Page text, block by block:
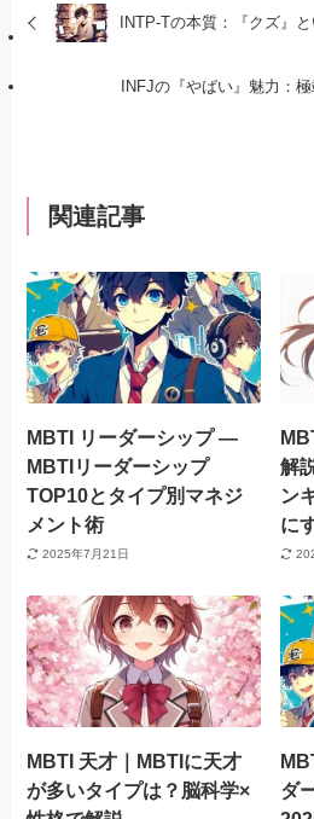
INTP-Tの本質：『クズ』
INFJの『やばい』魅力：
関連記事
MBTI リーダーシップ —
MBTIリーダーシップ
TOP10とタイプ別マネジ
メント術
2025年7月21日
解
ン
に
MBTI 天才｜MBTIに天才
が多いタイプは？脳科学×
ダ